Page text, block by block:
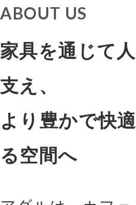
ABOUT US
家具を通じて
支え、
より豊かで快
る空間へ